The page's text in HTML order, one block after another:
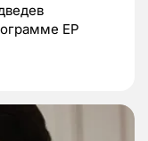
ЕР